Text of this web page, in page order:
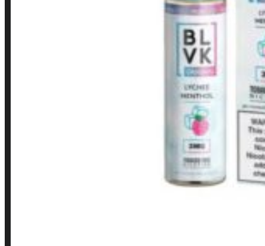
Política de Garantia, Reembolso e Devolução